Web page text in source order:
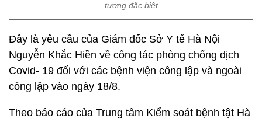
tượng đặc biệt
Đây là yêu cầu của Giám đốc Sở Y tế Hà Nội
Nguyễn Khắc Hiền về công tác phòng chống dịch
Covid- 19 đối với các bệnh viện công lập và ngoài
công lập vào ngày 18/8.
Theo báo cáo của Trung tâm Kiểm soát bệnh tật Hà